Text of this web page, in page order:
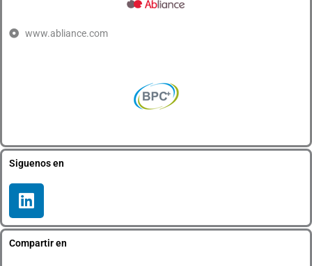
www.abliance.com
Siguenos en
L
i
n
k
Compartir en